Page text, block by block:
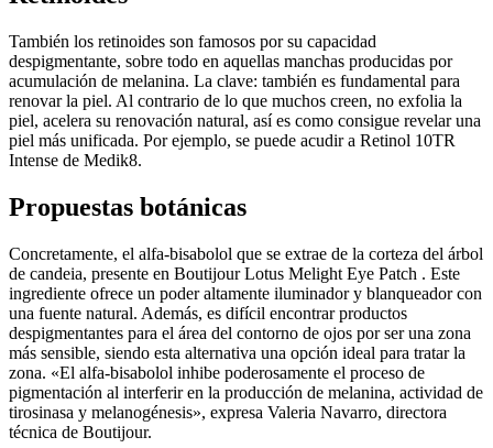
También los retinoides son famosos por su capacidad
despigmentante, sobre todo en aquellas manchas producidas por
acumulación de melanina. La clave: también es fundamental para
renovar la piel. Al contrario de lo que muchos creen, no exfolia la
piel, acelera su renovación natural, así es como consigue revelar una
piel más unificada. Por ejemplo, se puede acudir a Retinol 10TR
Intense de Medik8.
Propuestas botánicas
Concretamente, el alfa-bisabolol que se extrae de la corteza del árbol
de candeia, presente en Boutijour Lotus Melight Eye Patch . Este
ingrediente ofrece un poder altamente iluminador y blanqueador con
una fuente natural. Además, es difícil encontrar productos
despigmentantes para el área del contorno de ojos por ser una zona
más sensible, siendo esta alternativa una opción ideal para tratar la
zona. «El alfa-bisabolol inhibe poderosamente el proceso de
pigmentación al interferir en la producción de melanina, actividad de
tirosinasa y melanogénesis», expresa Valeria Navarro, directora
técnica de Boutijour.